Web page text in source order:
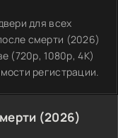
для всех
смерти (2026)
(720p, 1080p, 4K)
регистрации.
(2026)